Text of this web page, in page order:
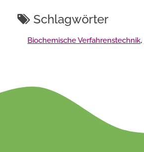
Schlagwörter
Biochemische Verfahrenstechnik,